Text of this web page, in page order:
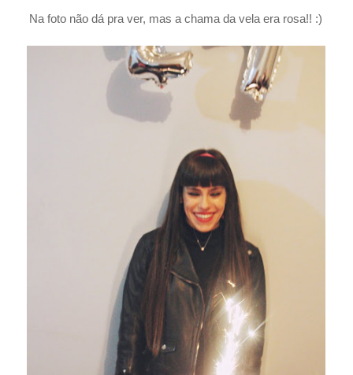
Na foto não dá pra ver, mas a chama da vela era rosa!! :)